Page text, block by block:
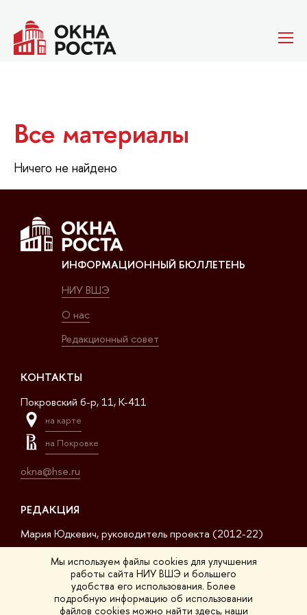
Мы используем файлы cookies для улучшения
работы сайта НИУ ВШЭ и большего
удобства его использования. Более
подробную информацию об использовании
файлов cookies можно найти здесь, наши
Все материалы
Ничего не найдено
ИНФОРМАЦИОННЫЙ БЮЛЛЕТЕНЬ
НИУ ВШЭ
О нас
Редакционный совет
КОНТАКТЫ
Покровский б-р, 11, K-411
на карте
на Покровке
okna@hse.ru
РЕДАКЦИЯ
Мария Юдкевич, руководитель проекта (2012-22)
Дмитрий Дагаев, руководитель проекта (2022-23)
Сергей Матвеев, шеф-редактор (2017-23)
Арсений Кустов, редактор сайта